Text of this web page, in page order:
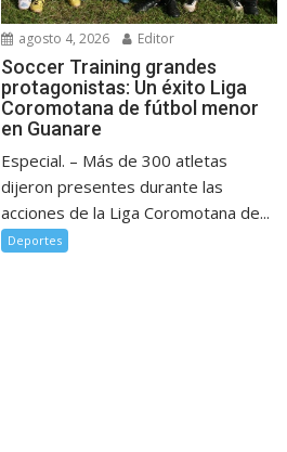
agosto 4, 2026 Editor
Soccer Training grandes
protagonistas: Un éxito Liga
Coromotana de fútbol menor
en Guanare
Especial. – Más de 300 atletas
dijeron presentes durante las
acciones de la Liga Coromotana de...
Deportes